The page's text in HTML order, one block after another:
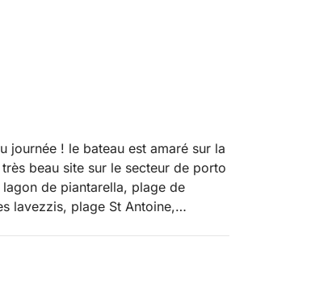
journée ! le bateau est amaré sur la
beau site sur le secteur de porto
de piantarella, plage de
lavezzis, plage St Antoine,
tôt l embarcation pour votre